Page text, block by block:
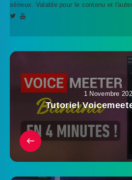
sérieux. Valable pour le contenu et
1 Novembre
Tutoriel